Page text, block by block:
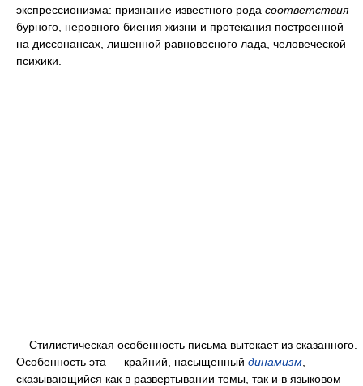
экспрессионизма: признание известного рода соответствия
бурного, неровного биения жизни и протекания построенной
на диссонансах, лишенной равновесного лада, человеческой
психики.
Стилистическая особенность письма вытекает из сказанного.
Особенность эта — крайний, насыщенный динамизм
сказывающийся как в развертывании темы, так и в языковом